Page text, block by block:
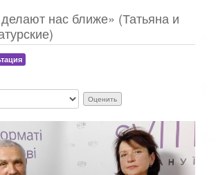
нас ближе» (Татьяна и